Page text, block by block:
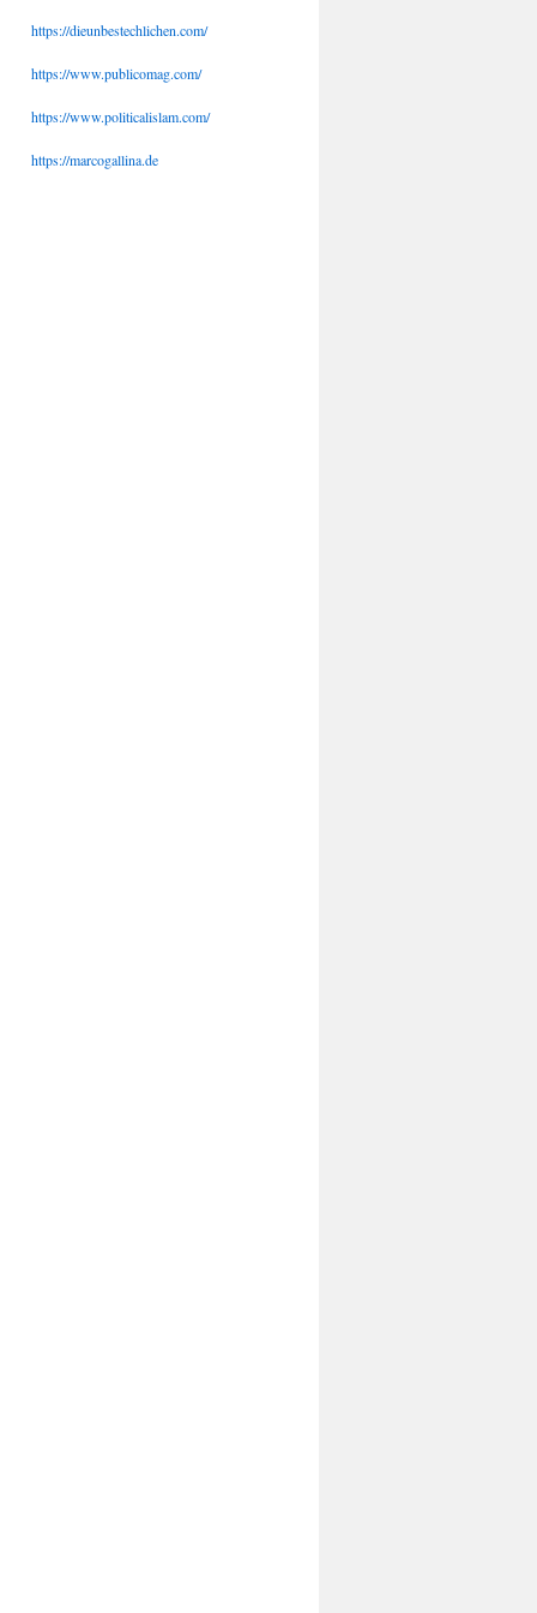
https://dieunbestechlichen.com/
https://www.publicomag.com/
https://www.politicalislam.com/
https://marcogallina.de